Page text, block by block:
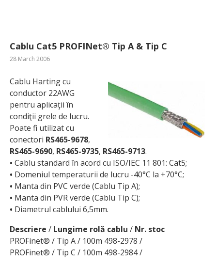
Cablu Cat5 PROFINet® Tip A & Tip C
28 March 2006
Cablu Harting cu
conductor 22AWG
pentru aplicaţii în
condiţii grele de lucru.
Poate fi utilizat cu
conectori RS465-9678,
RS465-9690, RS465-9735, RS465-9713.
• Cablu standard în acord cu ISO/IEC 11 801: Cat5;
• Domeniul temperaturii de lucru -40°C la +70°C;
• Manta din PVC verde (Cablu Tip A);
• Manta din PVR verde (Cablu Tip C);
• Diametrul cablului 6,5mm.
Descriere / Lungime rolă cablu / Nr. stoc
PROFinet® / Tip A / 100m 498-2978 /
PROFinet® / Tip C / 100m 498-2984 /